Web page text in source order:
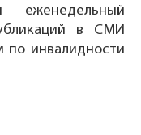
еженедельный
в СМИ
по инвалидности